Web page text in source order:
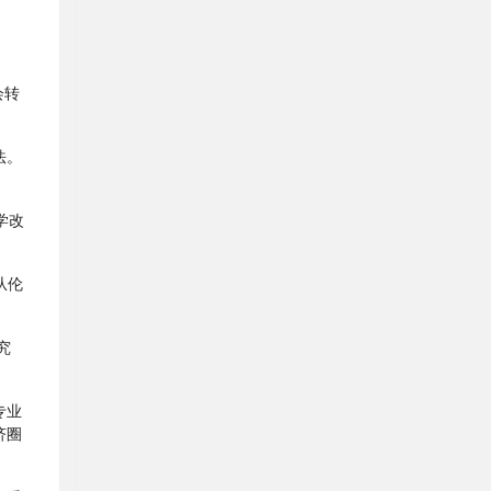
转
改
伦
业
圈